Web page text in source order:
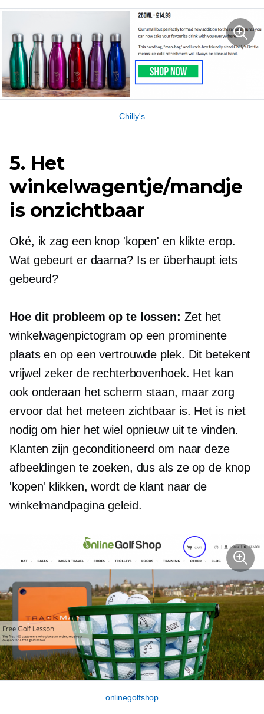
Chilly's
5. Het
winkelwagentje/mandje
is onzichtbaar
Oké, ik zag een knop 'kopen' en klikte erop.
Wat gebeurt er daarna? Is er überhaupt iets
gebeurd?
Hoe dit probleem op te lossen: Zet het
winkelwagenpictogram op een prominente
plaats en op een vertrouwde plek. Dit betekent
vrijwel zeker de rechterbovenhoek. Het kan
ook onderaan het scherm staan, maar zorg
ervoor dat het meteen zichtbaar is. Het is niet
nodig om hier het wiel opnieuw uit te vinden.
Klanten zijn geconditioneerd om naar deze
afbeeldingen te zoeken, dus als ze op de knop
'kopen' klikken, wordt de klant naar de
winkelmandpagina geleid.
onlinegolfshop